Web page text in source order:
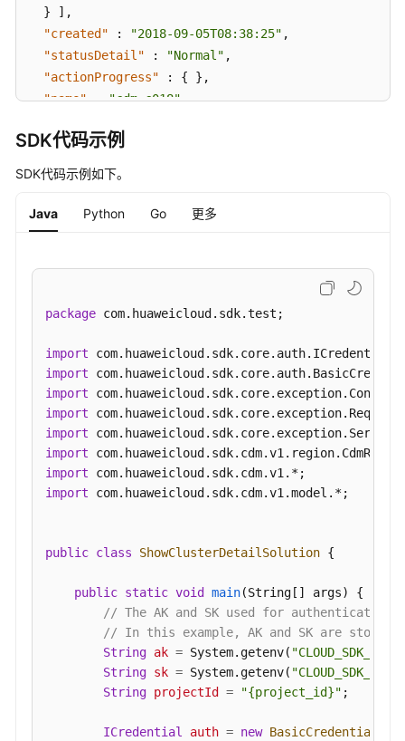
}
] ,
"created"
: "2018-09-05T08:38:25" ,
"statusDetail"
: "Normal" ,
"actionProgress"
: { } ,
"name" : "cdm-c018",
"isFrozen"
"status"
"200"
}
SDK代码示例
SDK代码示例如下。
Java Python Go 更多
package com.huaweicloud.sdk.test;
import
import
import
import
import
import
import
import com.huaweicloud.sdk.cdm.v1.model.*;
public class ShowClusterDetailSolution {
public static void main(String[] args)
{
// The AK and SK used for
// In this example, AK and SK are stored
String ak = System.getenv( "CLOUD_SDK_AK"
String sk = System.getenv( "CLOUD_SDK_SK"
String projectId = "{project_id}" ;
ICredential auth = new BasicCredentials